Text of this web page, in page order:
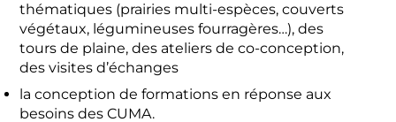
thématiques (prairies multi-espèces, couverts
végétaux, légumineuses fourragères…), des
tours de plaine, des ateliers de co-conception,
des visites d’échanges
la conception de formations en réponse aux
besoins des CUMA.